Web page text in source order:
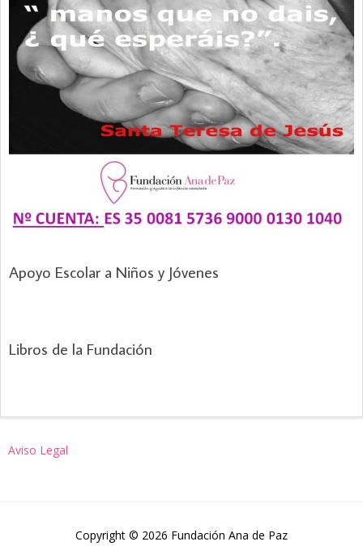
Apoyo Escolar a Niños y Jóvenes
Libros de la Fundación
Aviso Legal
Copyright © 2026 Fundación Ana de Paz